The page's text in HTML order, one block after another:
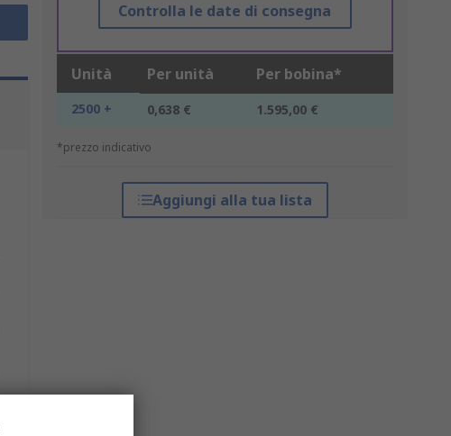
Controlla le date di consegna
Unità Per unità Per bobina*
2500 + 0,638 € 1.595,00 €
*prezzo indicativo
Aggiungi alla tua lista